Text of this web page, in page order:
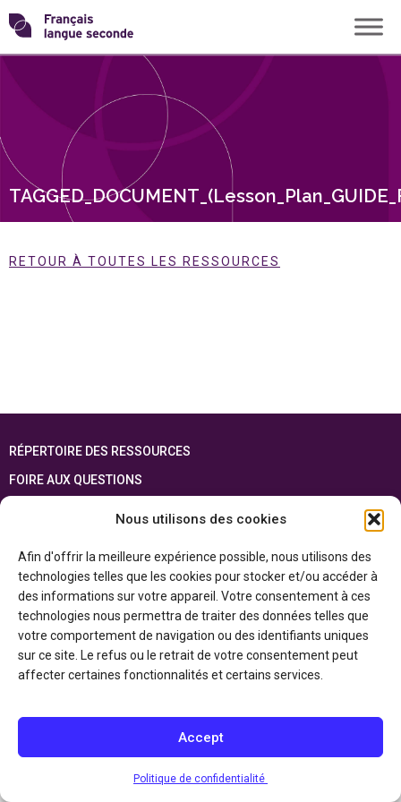
Nous utilisons des cookies
Afin d'offrir la meilleure expérience possible, nous utilisons des
technologies telles que les cookies pour stocker et/ou accéder à
des informations sur votre appareil. Votre consentement à ces
technologies nous permettra de traiter des données telles que
votre comportement de navigation ou des identifiants uniques
sur ce site. Le refus ou le retrait de votre consentement peut
affecter certaines fonctionnalités et certains services.
Accept
Politique de confidentialité
Skip
to
content
Transformons
langue
RETOUR À TOUTES LES RESSOURCES
RÉPERTOIRE DES RESSOURCES
FOIRE AUX QUESTIONS
Cette ressource est réalisée grâce au soutien financier du gouvernement de
l’Ontario et du gouvernement du Canada par l’entremise du ministère du
Patrimoine canadien
Politique de confidentialité